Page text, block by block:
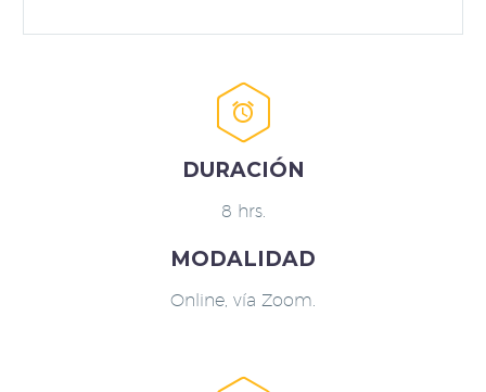


DURACIÓN
8 hrs.
MODALIDAD
Online, vía Zoom.